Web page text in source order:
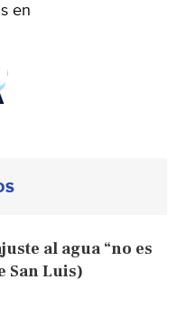
en
al agua “no es
San Luis)